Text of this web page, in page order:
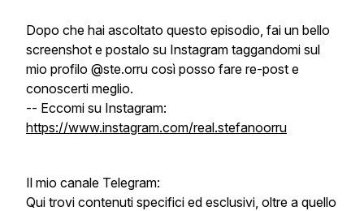
Dopo che hai ascoltato questo episodio, fai un bello
screenshot e postalo su Instagram taggandomi sul
mio profilo @ste.orru così posso fare re-post e
conoscerti meglio.
-- Eccomi su Instagram:
https://www.instagram.com/real.stefanoorru
Il mio canale Telegram:
Qui trovi contenuti specifici ed esclusivi, oltre a quello